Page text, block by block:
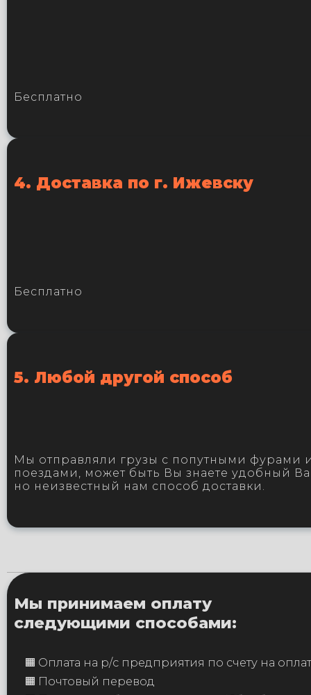
Бесплатно
4. Доставка по г. Ижевску
Бесплатно
5. Любой другой способ
Мы отправляли грузы с попутными фурами
поездами, может быть Вы знаете удобный
но неизвестный нам способ доставки.
Мы принимаем оплату
следующими способами:
🟧 Оплата на р/с предприятия по счету на
🟧 Почтовый перевод